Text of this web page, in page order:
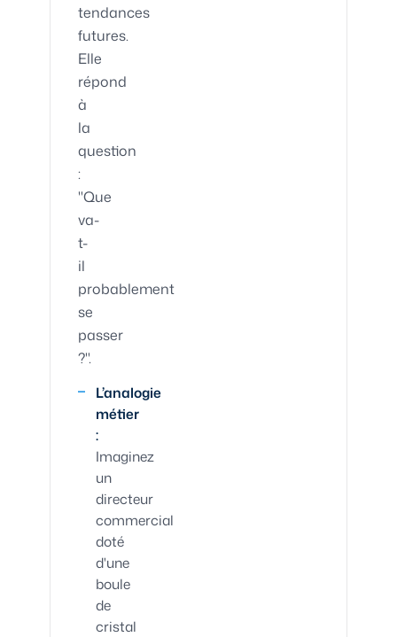
tendances
futures.
Elle
répond
à
la
question
:
"Que
va-
t-
il
probablement
se
passer
?".
L’analogie
métier
:
Imaginez
un
directeur
commercial
doté
d'une
boule
de
cristal